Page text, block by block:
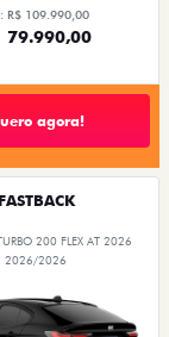
R$ 109.990,00
79.990,00
agora!
FASTBACK
200 FLEX AT 2026
2026/2026